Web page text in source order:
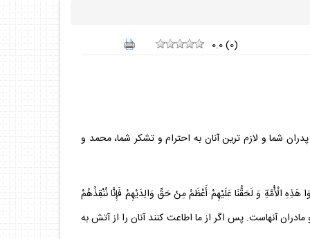
0.0(0)
صلى الله عليه و آله روايت شده است كه فرمود:«أَفْضَلُ وَالِدَيْكُمْ وَ أَحَقُّهُمَا بِشُكْرِكُمْ مُحَمَّدٌ وَ عَلِيٌّ؛[1] برترين پدران شما و لازم ترين آنان به احترام و تشكر شما، محمد و
الْأُمَّةِ وَ لَحَقُّنَا عَلَيْهِمْ أَعْظَمُ مِنْ حَقِّ وَالِدَيْهِمْ فَإِنَّا نُنْقِذُهُمْ
و حق ما بزرگ تر از حق پدران و مادران آنهاست. پس اگر از ما اطاعت كنند آنان را از آتش به